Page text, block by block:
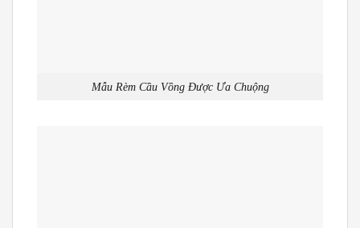
Mẫu Rèm Cầu Vồng Được Ưa Chuộng